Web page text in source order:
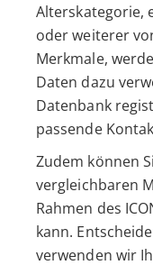
Alterskategorie,
oder weiterer
Merkmale,
Daten dazu
Datenbank
passende
Zudem können
vergleichbaren
Rahmen des
kann.
verwenden wir